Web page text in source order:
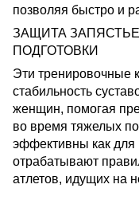
позволяя быстро и
ЗАЩИТА
ПОДГОТОВКИ
Эти тренировочные
стабильность
женщин, помогая
во время тяжелых
эффективны как для
отрабатывают
атлетов, идущих на